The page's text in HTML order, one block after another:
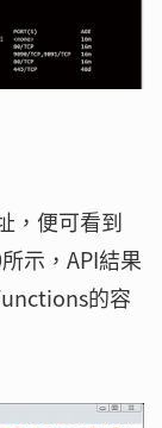
，便可看到
示，API結果
的容